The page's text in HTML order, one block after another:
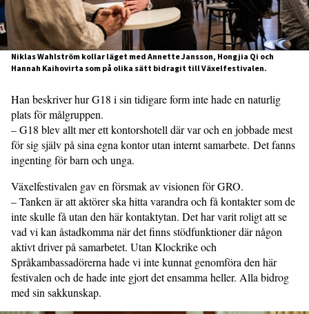
Niklas Wahlström kollar läget med Annette Jansson, Hongjia Qi och
Hannah Kaihovirta som på olika sätt bidragit till Växelfestivalen.
Han beskriver hur G18 i sin tidigare form inte hade en naturlig
plats för målgruppen.
– G18 blev allt mer ett kontorshotell där var och en jobbade mest
för sig själv på sina egna kontor utan internt samarbete. Det fanns
ingenting för barn och unga.
Växelfestivalen gav en försmak av visionen för GRO.
– Tanken är att aktörer ska hitta varandra och få kontakter som de
inte skulle få utan den här kontaktytan. Det har varit roligt att se
vad vi kan åstadkomma när det finns stödfunktioner där någon
aktivt driver på samarbetet. Utan Klockrike och
Språkambassadörerna hade vi inte kunnat genomföra den här
festivalen och de hade inte gjort det ensamma heller. Alla bidrog
med sin sakkunskap.